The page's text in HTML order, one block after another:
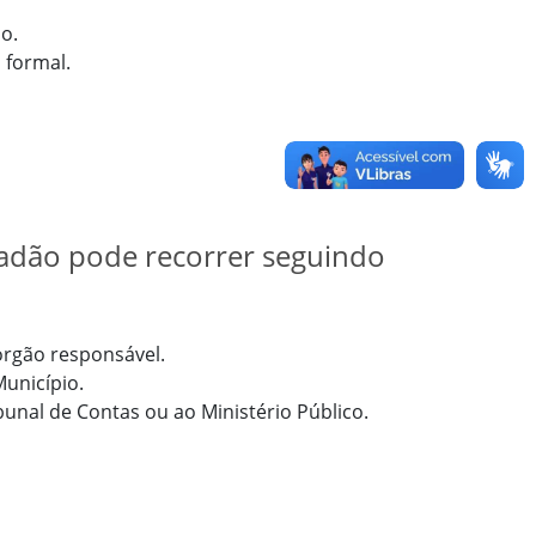
formal.
pode recorrer seguindo
responsável.
de Contas ou ao Ministério Público.